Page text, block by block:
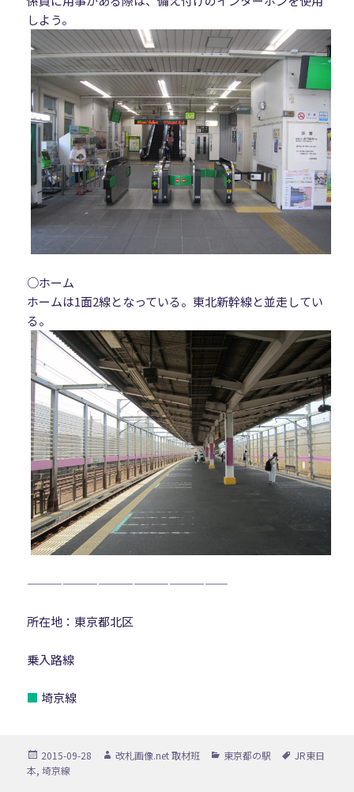
しよう。
○ホーム
ホームは1面2線となっている。東北新幹線と並走してい
る。
—————————————————
所在地：東京都北区
乗入路線
■ 埼京線
投
稿
2015-09-28
作
改札画像.net 取材班
カ
東京都の駅
タ
JR東日
本,埼京線